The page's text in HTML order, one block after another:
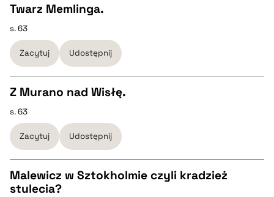
BIBTEX
pobierz cytat
CZYSTY TEKST
pobierz cytat
BIBTEX
pobierz cytat
Twarz Memlinga.
s. 63
Zacytuj Udostępnij
CZYSTY TEKST
pobierz cytat
BIBTEX
Z Murano nad Wisłę.
s. 63
Zacytuj Udostępnij
Malewicz w Sztokholmie czyli kradzież
stulecia?